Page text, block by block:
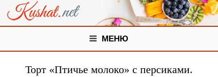
МЕНЮ
Торт «Птичье молоко» с персиками.